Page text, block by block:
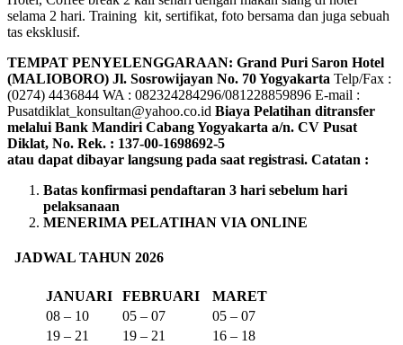
selama 2 hari. Training kit, sertifikat, foto bersama dan juga sebuah
tas eksklusif.
TEMPAT PENYELENGGARAAN: Grand Puri Saron Hotel
(MALIOBORO) Jl. Sosrowijayan No. 70 Yogyakarta Telp/Fax :
(0274) 4436844 WA : 082324284296/081228859896 E-mail :
Pusatdiklat_konsultan@yahoo.co.id Biaya Pelatihan ditransfer
melalui Bank Mandiri Cabang Yogyakarta a/n. CV Pusat
Diklat, No. Rek. : 137-00-1698692-5
atau dapat dibayar langsung pada saat registrasi. Catatan :
Batas konfirmasi pendaftaran 3 hari sebelum hari
pelaksanaan
MENERIMA PELATIHAN VIA ONLINE
JADWAL TAHUN 2026
JANUARI FEBRUARI
MARET
08 – 10
05 – 07
05 – 07
19 – 21
19 – 21
16 – 18